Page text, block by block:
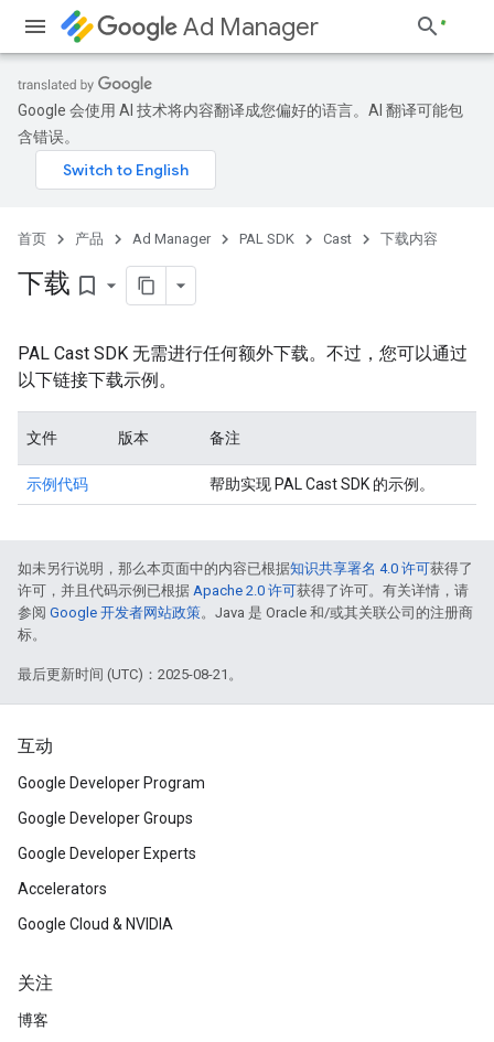
Ad Manager
Google 会使用 AI 技术将内容翻译成您偏好的语言。AI 翻译可能包
含错误。
首页 产品 Ad Manager PAL SDK Cast 下载内容
下载 bookmark_border
PAL Cast SDK 无需进行任何额外下载。不过，您可以通过
以下链接下载示例。
文件 版本 备注
示例代码 帮助实现 PAL Cast SDK 的示例。
如未另行说明，那么本页面中的内容已根据知识共享署名 4.0 许可获得了
许可，并且代码示例已根据 Apache 2.0 许可获得了许可。有关详情，请
参阅 Google 开发者网站政策。Java 是 Oracle 和/或其关联公司的注册商
标。
最后更新时间 (UTC)：2025-08-21。
互动
Google Developer Program
Google Developer Groups
Google Developer Experts
Accelerators
Google Cloud & NVIDIA
关注
博客